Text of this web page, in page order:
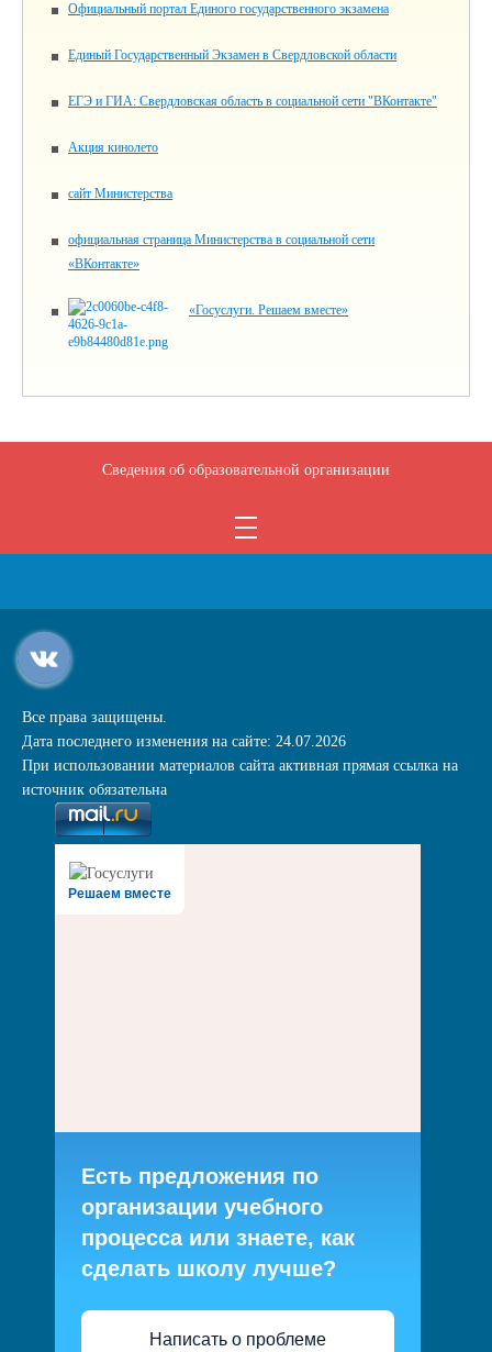
Официальный портал Единого государственного экзамена
Единый Государственный Экзамен в Свердловской области
ЕГЭ и ГИА: Свердловская область в социальной сети "ВКонтакте"
Акция кинолето
сайт Министерства
официальная страница Министерства в социальной сети
«ВКонтакте»
«Госуслуги. Решаем вместе»
Сведения об образовательной организации
Все права защищены.
Дата последнего изменения на сайте: 24.07.2026
При использовании материалов сайта активная прямая ссылка на
источник обязательна
Решаем вместе
Есть предложения по
организации учебного
процесса или знаете, как
сделать школу лучше?
Написать о проблеме